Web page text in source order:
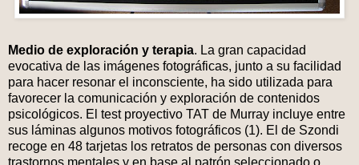
Medio de exploración y terapia. La gran capacidad
evocativa de las imágenes fotográficas, junto a su facilidad
para hacer resonar el inconsciente, ha sido utilizada para
favorecer la comunicación y exploración de contenidos
psicológicos. El test proyectivo TAT de Murray incluye entre
sus láminas algunos motivos fotográficos (1). El de Szondi
recoge en 48 tarjetas los retratos de personas con diversos
trastornos mentales y en base al patrón seleccionado o